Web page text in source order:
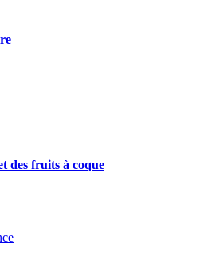
des fruits à coque